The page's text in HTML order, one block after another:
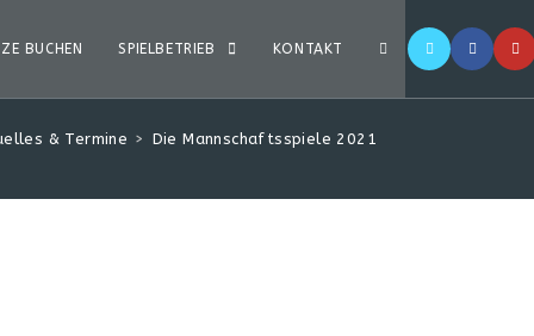
BUCHEN SPIELBETRIEB KONTAKT
& Termine > Die Mannschaftsspiele 2021